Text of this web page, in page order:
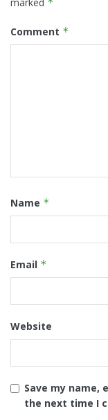
Comment *
Name *
Email *
Website
Save my name,
the next time I